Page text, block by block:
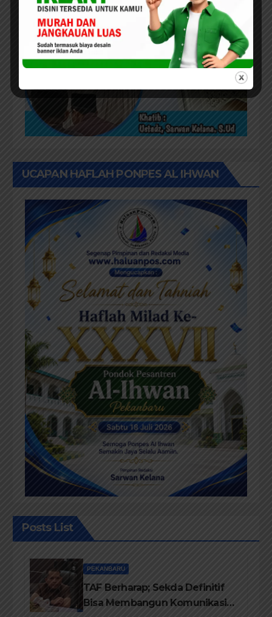
UCAPAN HAFLAH PONPES AL IHWAN
Posts List
PEKANBARU
TAF Berharap; Sekda Definitif
Bisa Membangun Komunikasi